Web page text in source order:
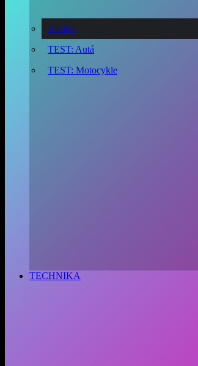
Všetky
TEST: Autá
TEST: Motocykle
TECHNIKA